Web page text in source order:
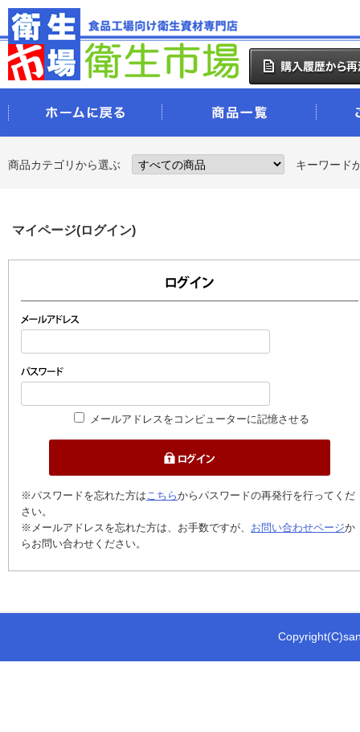
商品カテゴリから選ぶ キーワード
マイページ(ログイン)
メールアドレスをコンピューターに記憶させる
※パスワードを忘れた方はこちらからパスワードの再発行を行ってくだ
さい。
※メールアドレスを忘れた方は、お手数ですが、 お問い合わせページか
らお問い合わせください。